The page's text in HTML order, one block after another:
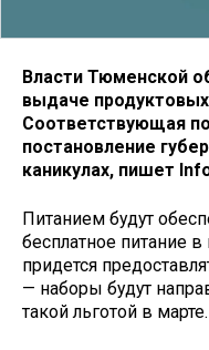
Власти Тюменской
выдаче
Соответствующая
постановление
каникулах, пишет
Питанием будут
бесплатное питание
придется
— наборы будут
такой льготой в марте.